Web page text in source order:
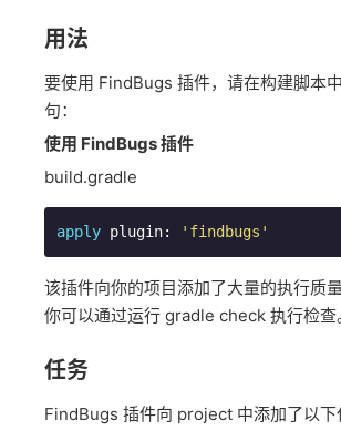
用法
要使用 FindBugs 插件，请在构建脚本
句：
使用 FindBugs 插件
build.gradle
apply plugin: 'findbugs'
该插件向你的项目添加了大量的执行质
你可以通过运行 gradle check 执行检查
任务
FindBugs 插件向 project 中添加了以下